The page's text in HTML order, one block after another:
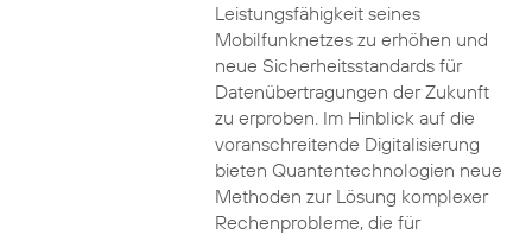
Leistungsfähigkeit seines
Mobilfunknetzes zu erhöhen und
neue Sicherheitsstandards für
Datenübertragungen der Zukunft
zu erproben. Im Hinblick auf die
voranschreitende Digitalisierung
bieten Quantentechnologien neue
Methoden zur Lösung komplexer
Rechenprobleme, die für